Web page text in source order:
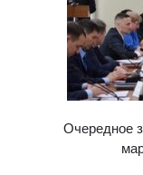
Очередное